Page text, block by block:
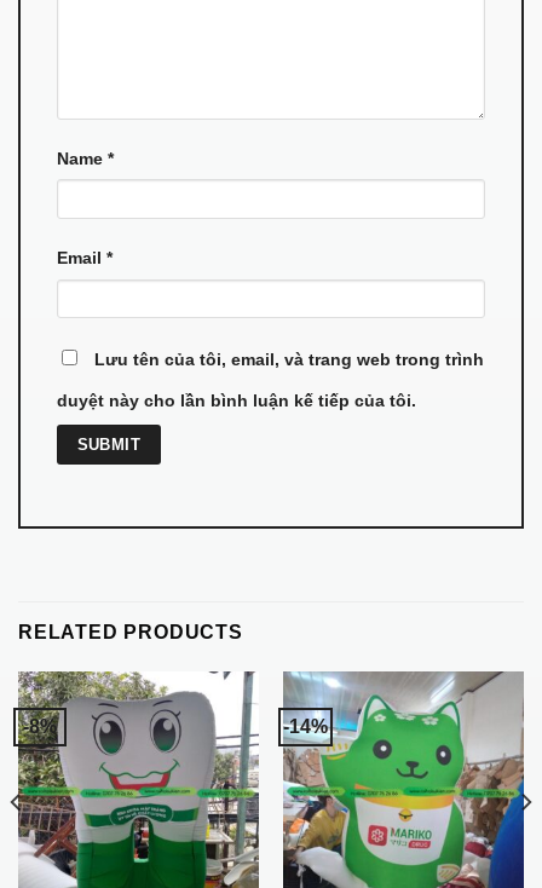
Name *
Email *
Lưu tên của tôi, email, và trang web trong trình
duyệt này cho lần bình luận kế tiếp của tôi.
RELATED PRODUCTS
-8% -14%